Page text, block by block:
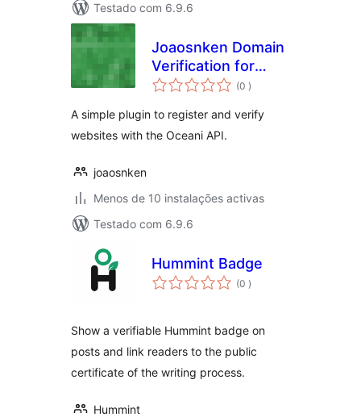
Testado com 6.9.6
Joaosnken Domain
Verification for
Oceani
(0 classificações
)
A simple plugin to register and verify
websites with the Oceani API.
joaosnken
Menos de 10 instalações activas
Testado com 6.9.6
Hummint Badge
(0 classificações
)
Show a verifiable Hummint badge on
posts and link readers to the public
certificate of the writing process.
Hummint